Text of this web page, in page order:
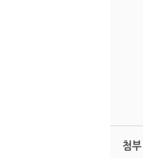
첨부